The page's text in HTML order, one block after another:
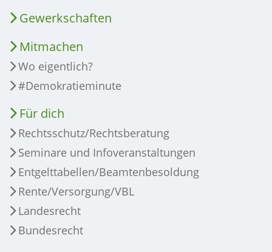
Gewerkschaften
Mitmachen
Wo eigentlich?
#Demokratieminute
Für dich
Rechtsschutz/Rechtsberatung
Seminare und Infoveranstaltungen
Entgelttabellen/Beamtenbesoldung
Rente/Versorgung/VBL
Landesrecht
Bundesrecht